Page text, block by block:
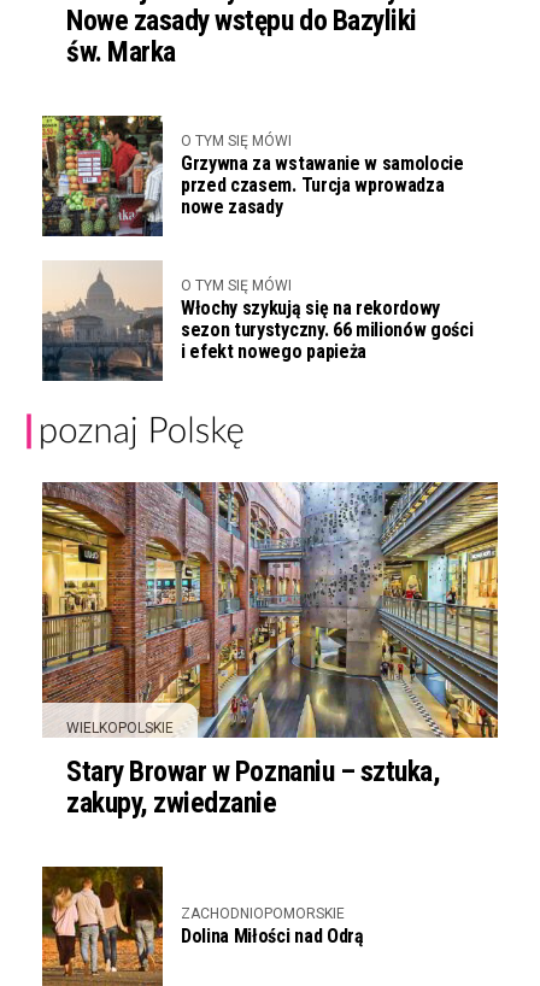
Nowe zasady wstępu do Bazyliki
św. Marka
O TYM SIĘ MÓWI
Grzywna za wstawanie w samolocie
przed czasem. Turcja wprowadza
nowe zasady
O TYM SIĘ MÓWI
Włochy szykują się na rekordowy
sezon turystyczny. 66 milionów gości
i efekt nowego papieża
WIELKOPOLSKIE
Stary Browar w Poznaniu – sztuka,
zakupy, zwiedzanie
ZACHODNIOPOMORSKIE
Dolina Miłości nad Odrą